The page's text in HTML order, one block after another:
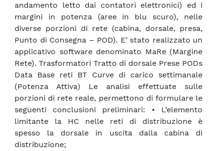
andamento letto dai contatori elettronici) ed i
margini in potenza (aree in blu scuro), nelle
diverse porzioni di rete (cabina, dorsale, presa,
Punto di Consegna – POD). E’ stato realizzato un
applicativo software denominato MaRe (Margine
Rete). Trasformatori Tratto di dorsale Prese PODs
Data Base reti BT Curve di carico settimanale
(Potenza Attiva) Le analisi effettuate sulle
porzioni di rete reale, permettono di formulare le
seguenti conclusioni preliminari: • L’elemento
limitante la HC nelle reti di distribuzione è
spesso la dorsale in uscita dalla cabina di
distribuzione;